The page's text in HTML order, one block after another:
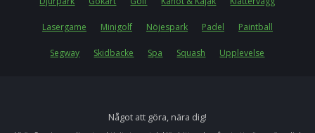
Lasergame Minigolf Nöjespark Padel Paintball
Segway Skidbacke Spa Squash Upplevelse
Något att göra, nära dig!